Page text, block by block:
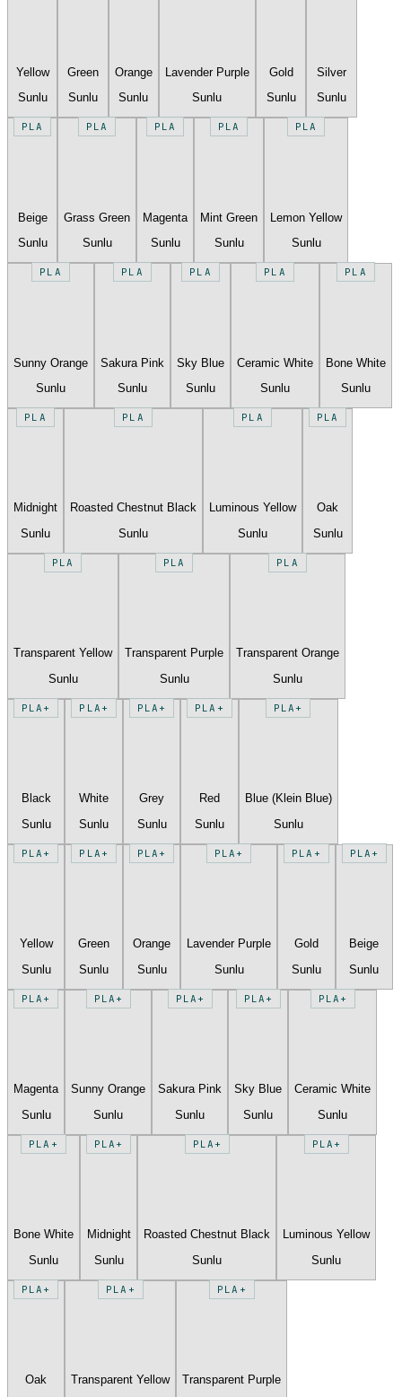
Yellow
Sunlu
Green
Sunlu
Orange
Sunlu
Lavender Purple
Sunlu
Gold
Sunlu
Silver
Sunlu
PLA
Beige
Sunlu
PLA
Grass Green
Sunlu
PLA
Magenta
Sunlu
PLA
Mint Green
Sunlu
PLA
Lemon Yellow
Sunlu
PLA
Sunny Orange
Sunlu
PLA
Sakura Pink
Sunlu
PLA
Sky Blue
Sunlu
PLA
Ceramic White
Sunlu
PLA
Bone White
Sunlu
PLA
Midnight
Sunlu
PLA
Roasted Chestnut Black
Sunlu
PLA
Luminous Yellow
Sunlu
PLA
Oak
Sunlu
PLA
Transparent Yellow
Sunlu
PLA
Transparent Purple
Sunlu
PLA
Transparent Orange
Sunlu
PLA+
Black
Sunlu
PLA+
White
Sunlu
PLA+
Grey
Sunlu
PLA+
Red
Sunlu
PLA+
Blue (Klein Blue)
Sunlu
PLA+
Yellow
Sunlu
PLA+
Green
Sunlu
PLA+
Orange
Sunlu
PLA+
Lavender Purple
Sunlu
PLA+
Gold
Sunlu
PLA+
Beige
Sunlu
PLA+
Magenta
Sunlu
PLA+
Sunny Orange
Sunlu
PLA+
Sakura Pink
Sunlu
PLA+
Sky Blue
Sunlu
PLA+
Ceramic White
Sunlu
PLA+
Bone White
Sunlu
PLA+
Midnight
Sunlu
PLA+
Roasted Chestnut Black
Sunlu
PLA+
Luminous Yellow
Sunlu
PLA+
Oak
PLA+
Transparent Yellow
PLA+
Transparent Purple